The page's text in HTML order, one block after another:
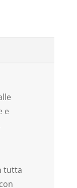
e
tutta